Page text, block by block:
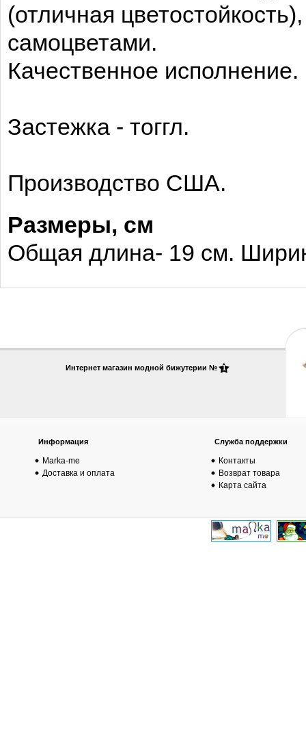
(отличная
самоцветами.
Качественное исполнение.
Застежка - тоггл.
Производство США.
Размеры, см
Общая длина- 19 см.
Интернет магазин модной бижутерии № 1
Информация
Marka-me
Доставка и оплата
Служба поддержки
Контакты
Возврат товара
Карта сайта